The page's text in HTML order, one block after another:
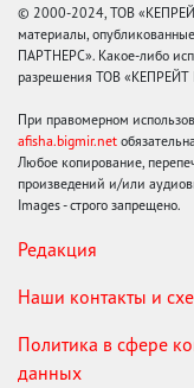
© 2000-2024, ТОВ
материалы,
ПАРТНЕРС». Какое-либо
разрешения ТОВ
При правомерном
afisha.bigmir.net
Любое копирование,
произведений и/или
Images - строго запрещено.
Редакция
Наши контакты и
Политика в сфере
данных